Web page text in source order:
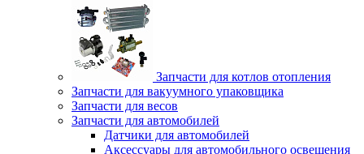
Запчасти для котлов отопления
Запчасти для вакуумного упаковщика
Запчасти для весов
Запчасти для автомобилей
Датчики для автомобилей
Аксессуары для автомобильного освещения